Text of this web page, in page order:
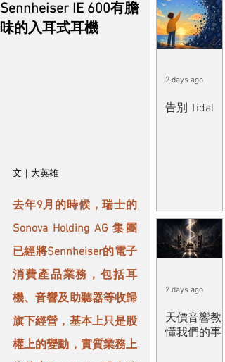
Sennheiser IE 600有膽
味的入耳式耳機
文｜大英雄
去年9月的時候，瑞士的
Sonova Holding AG 集團
已經將Sennheiser的電子
消費產品業務，包括耳
機、音響及助聽器等收歸
旗下經營，基本上只是股
權上的變動，實質業務上
告別 Tidal
2 days ago
天價音響教
懂我們的事
2 days ago